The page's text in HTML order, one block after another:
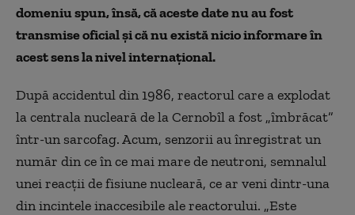
domeniu spun, însă, că aceste date nu au fost
transmise oficial și că nu există nicio informare în
acest sens la nivel internațional.
După accidentul din 1986, reactorul care a explodat
la centrala nucleară de la Cernobîl a fost „îmbrăcat”
într-un sarcofag. Acum, senzorii au înregistrat un
număr din ce în ce mai mare de neutroni, semnalul
unei reacții de fisiune nucleară, ce ar veni dintr-una
din incintele inaccesibile ale reactorului. „Este